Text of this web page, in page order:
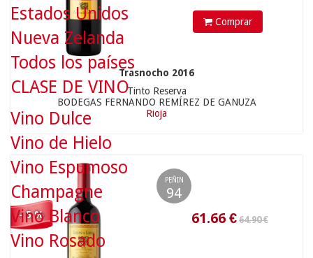
Comprar
Trasnocho 2016
Tinto Reserva
BODEGAS FERNANDO REMÍREZ DE GANUZA
Rioja
- 5 %
PEÑIN
94
61.66
Estados Unidos
Nueva Zelanda
Todos los países
CLASE DE VINO
Vino Dulce
Vino de Hielo
Vino Espumoso
Champagne
Vino Blanco
Vino Rosado